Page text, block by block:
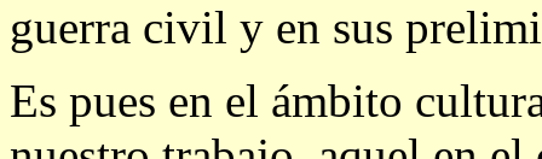
guerra civil y en sus
Es pues en el ámbito